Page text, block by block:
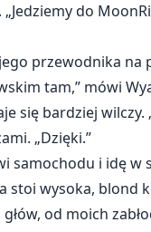
do
przewodnika na
tam,” mówi
się bardziej wilczy.
„Dzięki.”
samochodu i idę w
stoi wysoka, blond
od moich